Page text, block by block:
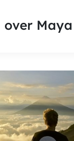
over Maya